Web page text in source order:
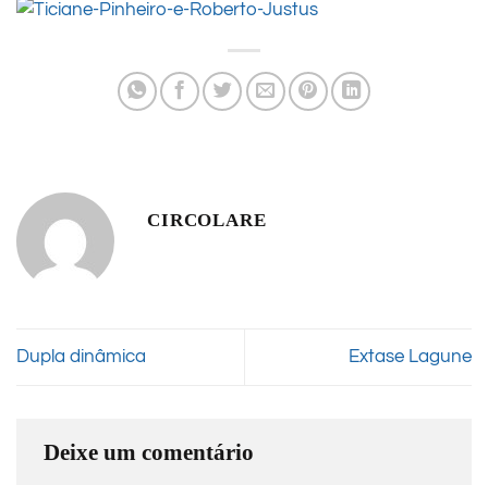
CIRCOLARE
Dupla dinâmica Extase Lagune
Deixe um comentário